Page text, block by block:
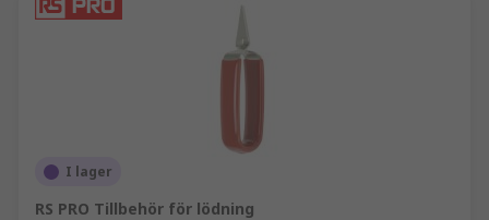
I lager
RS PRO Tillbehör för lödning